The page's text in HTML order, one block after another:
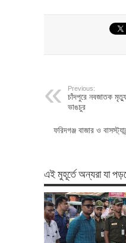
Previous:
চাঁদপুরে নবজাতক
ভাঙচুর
ফরিদগঞ্জ বাজার ও
এই মুহূর্তে অন্যরা যা